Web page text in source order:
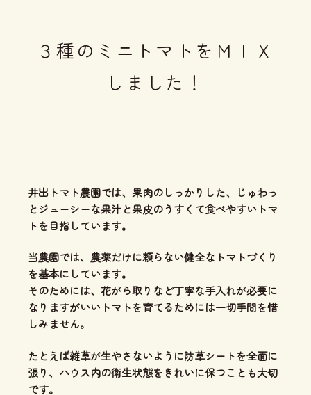
３種のミニトマトをＭＩＸ
しました！
井出トマト農園では、 果肉のしっかりした、じゅわっ
とジューシーな果汁と果皮のうすくて食べやすいトマ
トを目指しています。
当農園では、 農薬だけに頼らない健全なトマトづくり
を基本にしています。
そのためには、花がら取りなど丁寧な手入れが必要に
なりますがいいトマトを育てるためには一切手間を惜
しみません。
たとえば雑草が生やさないように防草シートを全面に
張り、ハウス内の衛生状態をきれいに保つことも大切
です。